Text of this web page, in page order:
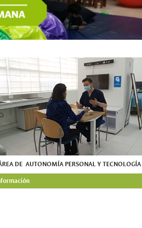
DE AUTONOMÍA PERSONAL Y TECNOLOGÍA